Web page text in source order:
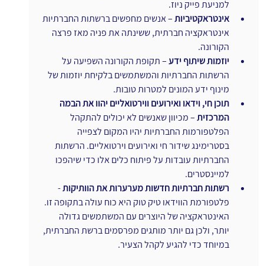
למניעת פייק ניוז.
אינטראקטיביות – אנשים מחפשים ברשתות החברתיות
אינטראקציה חברתית, ששינתה את פניה מאז פרצה
הקורונה.
יוזמות שיתוף ידע – תקופת הקורונה השפיעה על
הרשתות החברתיות והמשתמשים בלקיחת יוזמות של
מינוף ידע המונים למטרות טובות.
תוכן חי, וידאו ואירועים ווירטואליים יהוו את הבמה
המרכזית – מכיוון שאנשים לא יכולים להתקהל
הפלטפורמות החברתיות יהיו המקום לצפייה
בסטרימינג שידור חי ואירועים וירטואליים. הרשתות
החברתיות עובדות על פיתוח כלים אלו כדי שיהפכו
למיינסטרים.
רשתות חברתיות חדשות מערערות את הוותיקות -
פלטפורמת הווידאו טיק טוק היא כוח עולה בתקופה זו.
האינטראקציה של היוצרים עם המשתמשים גדולה
יותר, ולכן גם יותר מותגים מפרסמים ברשת החברתית,
במיוחד כדי להגיע לקהל הצעיר.